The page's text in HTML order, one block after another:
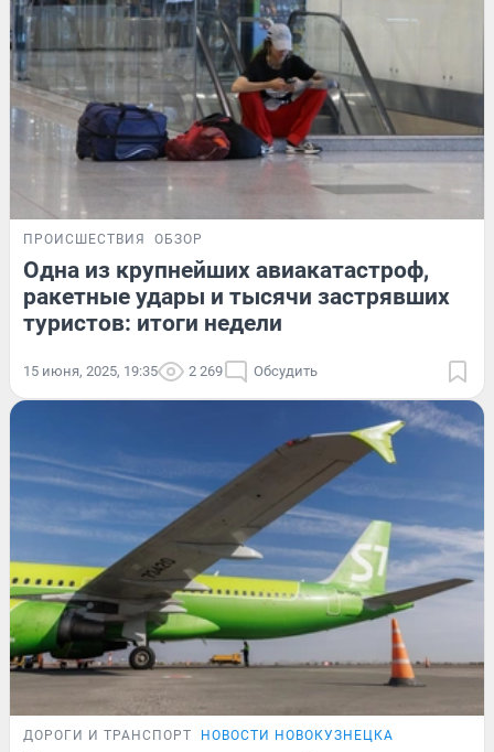
ПРОИСШЕСТВИЯ ОБЗОР
Одна из крупнейших авиакатастроф,
ракетные удары и тысячи застрявших
туристов: итоги недели
15 июня, 2025, 19:35 2 269 Обсудить
ДОРОГИ И ТРАНСПОРТ НОВОСТИ НОВОКУЗНЕЦКА